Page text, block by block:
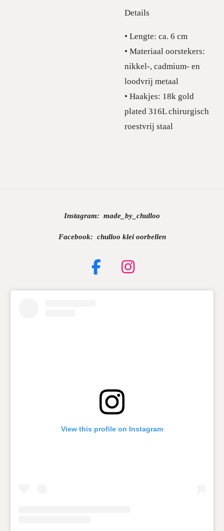
Details
• Lengte: ca. 6 cm
• Materiaal oorstekers:
nikkel-, cadmium- en
loodvrij metaal
• Haakjes: 18k gold
plated 316L chirurgisch
roestvrij staal
Instagram: made_by_chulloo
Facebook: chulloo klei oorbellen
F
a
I
n
View this profile on Instagram